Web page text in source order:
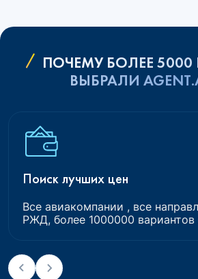
ПОЧЕМУ БОЛЕЕ 5000
ВЫБРАЛИ
Поиск лучших цен
Все авиакомпании , все
РЖД, более 1000000